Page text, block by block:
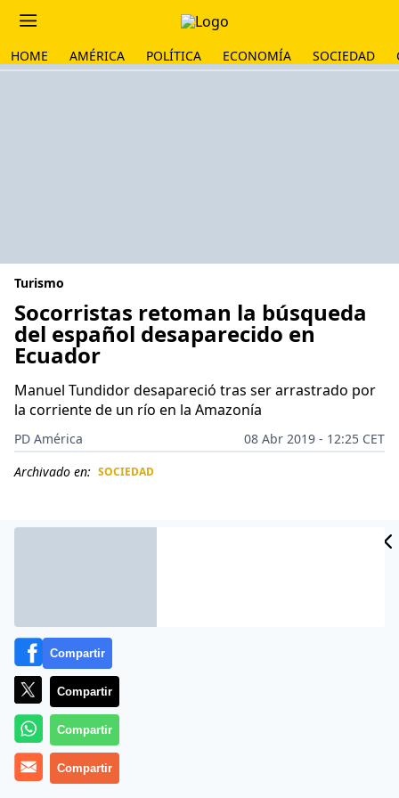
HOME AMÉRICA POLÍTICA ECONOMÍA SOCIEDAD
Turismo
Socorristas retoman la búsqueda
del español desaparecido en
Ecuador
Manuel Tundidor desapareció tras ser arrastrado por
la corriente de un río en la Amazonía
PD América
08 Abr 2019 - 12:25 CET
Archivado en: SOCIEDAD
Todos los esfuerzos y esperanzas siguen activos. Unos
50 socorristas
Compartir
Compartir
Compartir
Compartir